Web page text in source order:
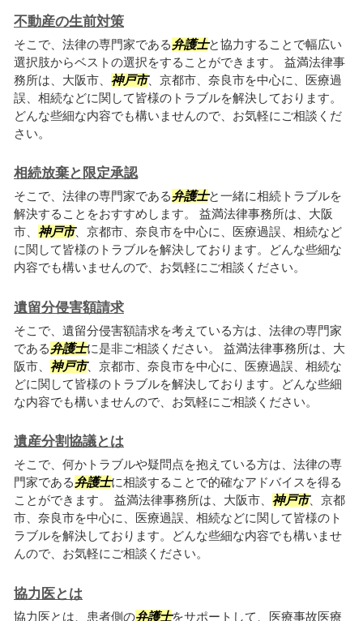
不動産の生前対策
そこで、法律の専門家である弁護士と協力することで幅広い
選択肢からベストの選択をすることができます。 益満法律事
務所は、大阪市、 神戸市、京都市、奈良市を中心に、医療過
誤、相続などに関して皆様のトラブルを解決しております。
どんな些細な内容でも構いませんので、お気軽にご相談くだ
さい。
相続放棄と限定承認
そこで、法律の専門家である弁護士と一緒に相続トラブルを
解決することをおすすめします。 益満法律事務所は、大阪
市、 神戸市、京都市、奈良市を中心に、医療過誤、相続など
に関して皆様のトラブルを解決しております。どんな些細な
内容でも構いませんので、お気軽にご相談ください。
遺留分侵害額請求
そこで、遺留分侵害額請求を考えている方は、法律の専門家
である弁護士に是非ご相談ください。 益満法律事務所は、大
阪市、 神戸市、京都市、奈良市を中心に、医療過誤、相続な
どに関して皆様のトラブルを解決しております。どんな些細
な内容でも構いませんので、お気軽にご相談ください。
遺産分割協議とは
そこで、何かトラブルや疑問点を抱えている方は、法律の専
門家である弁護士に相談することで的確なアドバイスを得る
ことができます。 益満法律事務所は、大阪市、 神戸市、京都
市、奈良市を中心に、医療過誤、相続などに関して皆様のト
ラブルを解決しております。どんな些細な内容でも構いませ
んので、お気軽にご相談ください。
協力医とは
協力医とは、患者側の弁護士をサポートして、医療事故医療